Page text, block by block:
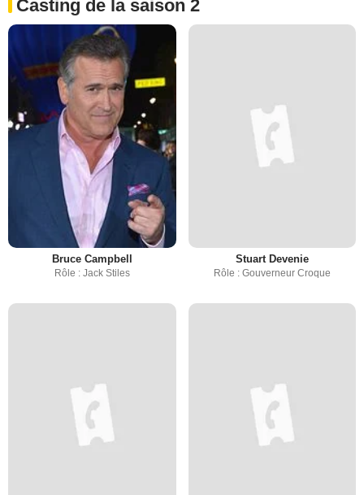
Casting de la saison 2
Bruce Campbell
Rôle : Jack Stiles
Stuart Devenie
Rôle : Gouverneur Croque